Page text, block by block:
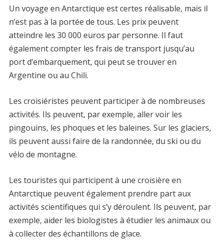
Un voyage en Antarctique est certes réalisable, mais il
n’est pas à la portée de tous. Les prix peuvent
atteindre les 30 000 euros par personne. Il faut
également compter les frais de transport jusqu’au
port d’embarquement, qui peut se trouver en
Argentine ou au Chili.
Les croisiéristes peuvent participer à de nombreuses
activités. Ils peuvent, par exemple, aller voir les
pingouins, les phoques et les baleines. Sur les glaciers,
ils peuvent aussi faire de la randonnée, du ski ou du
vélo de montagne.
Les touristes qui participent à une croisière en
Antarctique peuvent également prendre part aux
activités scientifiques qui s’y déroulent. Ils peuvent, par
exemple, aider les biologistes à étudier les animaux ou
à collecter des échantillons de glace.